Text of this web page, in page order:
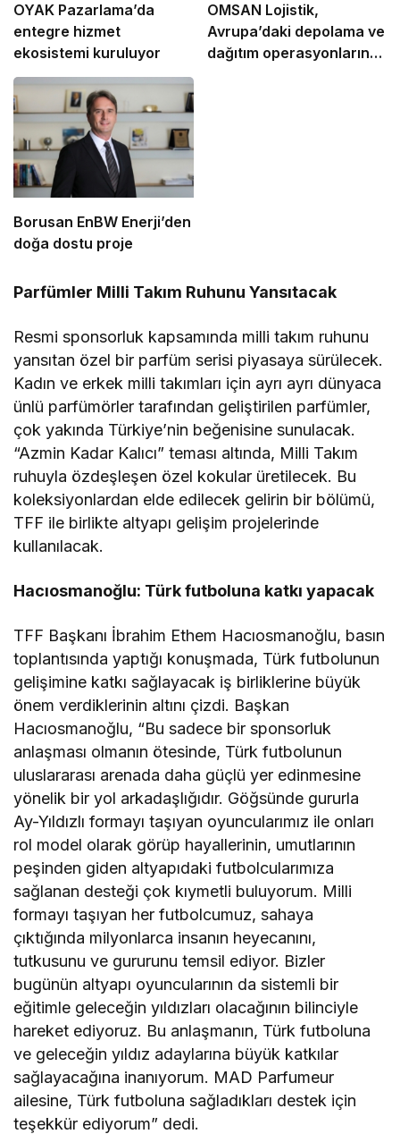
OYAK Pazarlama’da
entegre hizmet
ekosistemi kuruluyor
OMSAN Lojistik,
Avrupa’daki depolama ve
dağıtım operasyonlarına
Borusan EnBW Enerji’den
doğa dostu proje
Parfümler Milli Takım Ruhunu Yansıtacak
Resmi sponsorluk kapsamında milli takım ruhunu
yansıtan özel bir parfüm serisi piyasaya sürülecek.
Kadın ve erkek milli takımları için ayrı ayrı dünyaca
ünlü parfümörler tarafından geliştirilen parfümler,
çok yakında Türkiye’nin beğenisine sunulacak.
“Azmin Kadar Kalıcı” teması altında, Milli Takım
ruhuyla özdeşleşen özel kokular üretilecek. Bu
koleksiyonlardan elde edilecek gelirin bir bölümü,
TFF ile birlikte altyapı gelişim projelerinde
kullanılacak.
Hacıosmanoğlu: Türk futboluna katkı yapacak
TFF Başkanı İbrahim Ethem Hacıosmanoğlu, basın
toplantısında yaptığı konuşmada, Türk futbolunun
gelişimine katkı sağlayacak iş birliklerine büyük
önem verdiklerinin altını çizdi. Başkan
Hacıosmanoğlu, “Bu sadece bir sponsorluk
anlaşması olmanın ötesinde, Türk futbolunun
uluslararası arenada daha güçlü yer edinmesine
yönelik bir yol arkadaşlığıdır. Göğsünde gururla
Ay-Yıldızlı formayı taşıyan oyuncularımız ile onları
rol model olarak görüp hayallerinin, umutlarının
peşinden giden altyapıdaki futbolcularımıza
sağlanan desteği çok kıymetli buluyorum. Milli
formayı taşıyan her futbolcumuz, sahaya
çıktığında milyonlarca insanın heyecanını,
tutkusunu ve gururunu temsil ediyor. Bizler
bugünün altyapı oyuncularının da sistemli bir
eğitimle geleceğin yıldızları olacağının bilinciyle
hareket ediyoruz. Bu anlaşmanın, Türk futboluna
ve geleceğin yıldız adaylarına büyük katkılar
sağlayacağına inanıyorum. MAD Parfumeur
ailesine, Türk futboluna sağladıkları destek için
teşekkür ediyorum” dedi.